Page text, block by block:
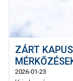
ZÁRT
2026-01-23